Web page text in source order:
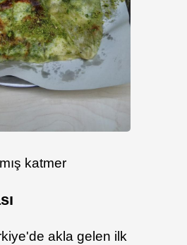
katmer
akla gelen ilk